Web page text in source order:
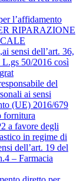
l’affidamento
RIPARAZIONE
sensi dell’art. 36,
50/2016 così
del
ai sensi
(UE) 2016/679
fornitura
a favore degli
in regime di
dell’art. 19 del
– Farmacia